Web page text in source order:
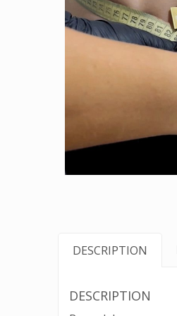
DESCRIPTION
DESCRIPTION